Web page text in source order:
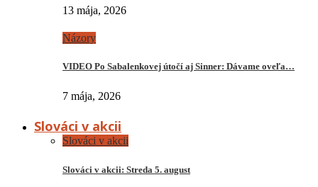
13 mája, 2026
Názory
VIDEO Po Sabalenkovej útočí aj Sinner: Dávame oveľa…
7 mája, 2026
Slováci v akcii
Slováci v akcii
Slováci v akcii: Streda 5. august